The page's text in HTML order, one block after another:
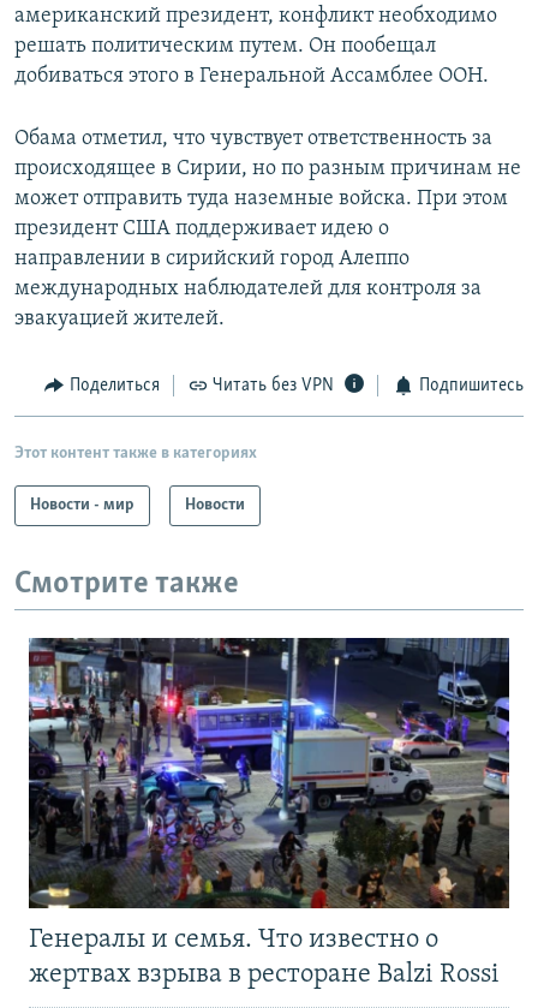
американский президент, конфликт необходимо
решать политическим путем. Он пообещал
добиваться этого в Генеральной Ассамблее ООН.
Обама отметил, что чувствует ответственность за
происходящее в Сирии, но по разным причинам не
может отправить туда наземные войска. При этом
президент США поддерживает идею о
направлении в сирийский город Алеппо
международных наблюдателей для контроля за
эвакуацией жителей.
Поделиться Читать без VPN Подпишитесь
Этот контент также в категориях
Новости - мир Новости
Смотрите также
Генералы и семья. Что известно о
жертвах взрыва в ресторане Balzi Rossi